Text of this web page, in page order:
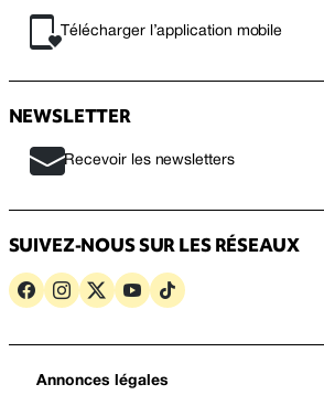
Télécharger l’application mobile
NEWSLETTER
Recevoir les newsletters
SUIVEZ-NOUS SUR LES RÉSEAUX
Annonces légales